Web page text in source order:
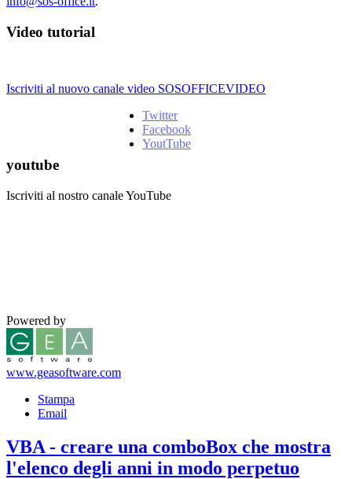
Video tutorial
Iscriviti al nuovo canale video SOSOFFICEVIDEO
Twitter
Facebook
YoutTube
youtube
Iscriviti al nostro canale YouTube
Powered by
www.geasoftware.com
Stampa
Email
VBA - creare una comboBox che mostra
l'elenco degli anni in modo perpetuo